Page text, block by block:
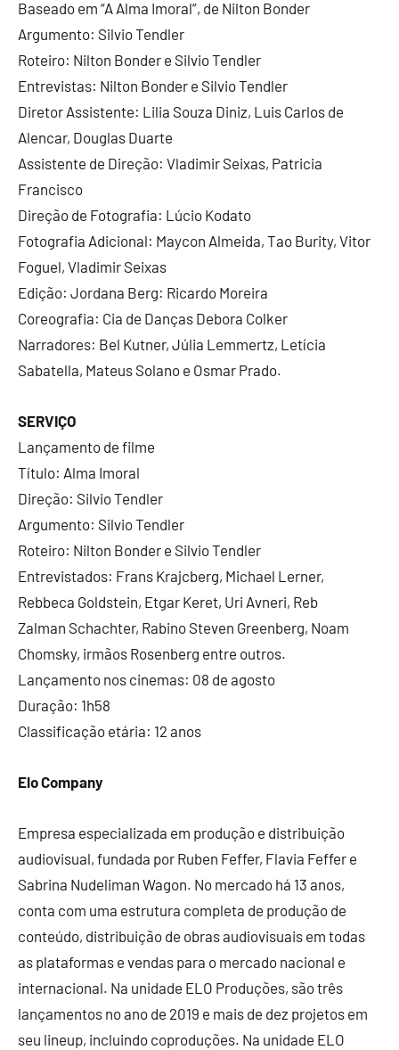
Baseado em “A Alma Imoral”, de Nilton Bonder
Argumento: Silvio Tendler
Roteiro: Nilton Bonder e Silvio Tendler
Entrevistas: Nilton Bonder e Silvio Tendler
Diretor Assistente: Lilia Souza Diniz, Luis Carlos de
Alencar, Douglas Duarte
Assistente de Direção: Vladimir Seixas, Patricia
Francisco
Direção de Fotografia: Lúcio Kodato
Fotografia Adicional: Maycon Almeida, Tao Burity, Vitor
Foguel, Vladimir Seixas
Edição: Jordana Berg: Ricardo Moreira
Coreografia: Cia de Danças Debora Colker
Narradores: Bel Kutner, Júlia Lemmertz, Letícia
Sabatella, Mateus Solano e Osmar Prado.
SERVIÇO
Lançamento de filme
Título: Alma Imoral
Direção: Silvio Tendler
Argumento: Silvio Tendler
Roteiro: Nilton Bonder e Silvio Tendler
Entrevistados: Frans Krajcberg, Michael Lerner,
Rebbeca Goldstein, Etgar Keret, Uri Avneri, Reb
Zalman Schachter, Rabino Steven Greenberg, Noam
Chomsky, irmãos Rosenberg entre outros.
Lançamento nos cinemas: 08 de agosto
Duração: 1h58
Classificação etária: 12 anos
Elo Company
Empresa especializada em produção e distribuição
audiovisual, fundada por Ruben Feffer, Flavia Feffer e
Sabrina Nudeliman Wagon. No mercado há 13 anos,
conta com uma estrutura completa de produção de
conteúdo, distribuição de obras audiovisuais em todas
as plataformas e vendas para o mercado nacional e
internacional. Na unidade ELO Produções, são três
lançamentos no ano de 2019 e mais de dez projetos em
seu lineup, incluindo coproduções. Na unidade ELO